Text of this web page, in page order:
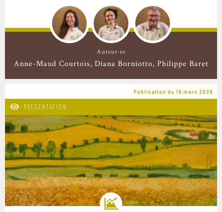
Auteur·es
Anne-Maud Courtois Diana Borniotto Philippe Baret
Publication du 19 mars 2026
PRÉSENTATION